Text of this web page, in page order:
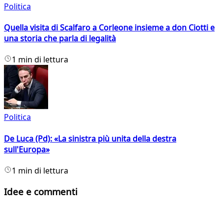
Politica
Quella visita di Scalfaro a Corleone insieme a don Ciotti e
una storia che parla di legalità
1 min di lettura
Politica
De Luca (Pd): «La sinistra più unita della destra
sull'Europa»
1 min di lettura
Idee e commenti